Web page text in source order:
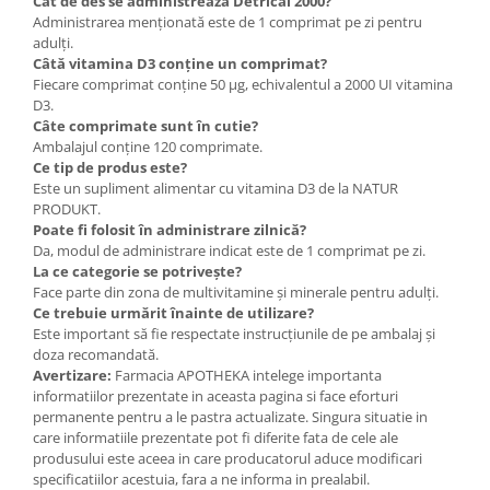
Administrarea menționată este de 1 comprimat pe zi pentru
adulți.
Câtă vitamina D3 conține un comprimat?
Fiecare comprimat conține 50 µg, echivalentul a 2000 UI vitamina
D3.
Câte comprimate sunt în cutie?
Ambalajul conține 120 comprimate.
Ce tip de produs este?
Este un supliment alimentar cu vitamina D3 de la NATUR
PRODUKT.
Poate fi folosit în administrare zilnică?
Da, modul de administrare indicat este de 1 comprimat pe zi.
La ce categorie se potrivește?
Face parte din zona de multivitamine și minerale pentru adulți.
Ce trebuie urmărit înainte de utilizare?
Este important să fie respectate instrucțiunile de pe ambalaj și
doza recomandată.
Avertizare: Farmacia APOTHEKA intelege importanta
informatiilor prezentate in aceasta pagina si face eforturi
permanente pentru a le pastra actualizate. Singura situatie in
care informatiile prezentate pot fi diferite fata de cele ale
produsului este aceea in care producatorul aduce modificari
specificatiilor acestuia, fara a ne informa in prealabil.